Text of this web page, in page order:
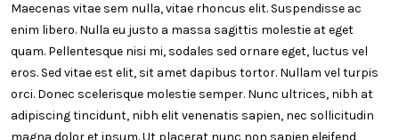
Maecenas vitae sem nulla, vitae rhoncus elit. Suspendisse ac
enim libero. Nulla eu justo a massa sagittis molestie at eget
quam. Pellentesque nisi mi, sodales sed ornare eget, luctus vel
eros. Sed vitae est elit, sit amet dapibus tortor. Nullam vel turpis
orci. Donec scelerisque molestie semper. Nunc ultrices, nibh at
adipiscing tincidunt, nibh elit venenatis sapien, nec sollicitudin